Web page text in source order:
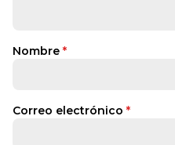
Nombre *
Correo electrónico *